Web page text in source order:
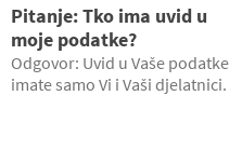
sustava, redovito ažuriranje i
nadogradnja sustava, 5 GB
prostora, te podrška putem
maila.
Pitanje: Tko ima uvid u
moje podatke?
Odgovor: Uvid u Vaše podatke
imate samo Vi i Vaši djelatnici.